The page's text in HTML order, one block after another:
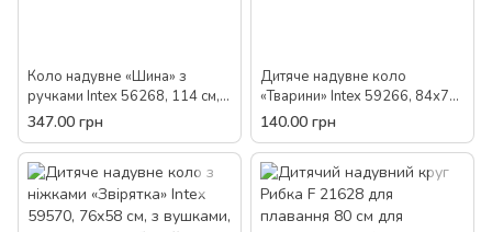
Коло надувне «Шина» з
ручками Intex 56268, 114 см,
дитяче, для дорослих, літо
вода, відпочинок, чоловічий,
відпустка
347.00 грн
Дитяче надувне коло
«Тварини» Intex 59266, 84х76
см, з вушками
140.00 грн